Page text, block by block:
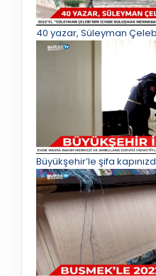
40 yazar, Süleyman
Büyükşehir’le şifa